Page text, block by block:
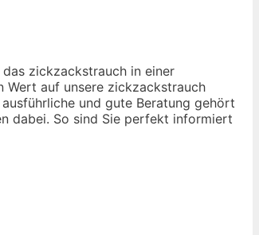
zickzackstrauch in einer
Wert auf unsere zickzackstrauch
und gute Beratung gehört
dabei. So sind Sie perfekt informiert